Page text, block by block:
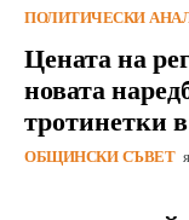
ПОЛИТИЧЕСКИ
Цената на
новата
тротинетки
ОБЩИНСКИ СЪВЕТ